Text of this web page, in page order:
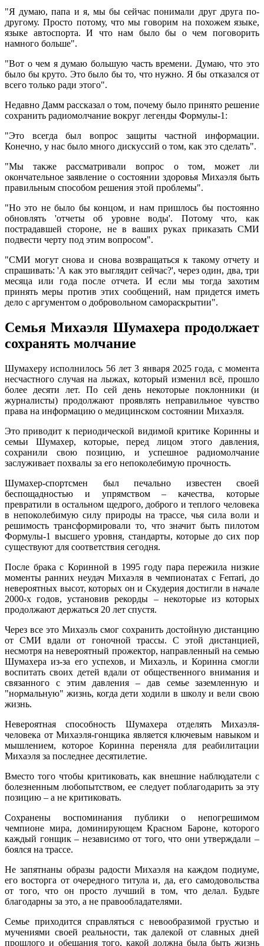
"Я думаю, папа и я, мы бы сейчас понимали друг друга по-
другому. Просто потому, что мы говорим на похожем языке,
языке автоспорта. И что нам было бы о чем поговорить
намного больше".
"Вот о чем я думаю большую часть времени. Думаю, что это
было бы круто. Это было бы то, что нужно. Я бы отказался от
всего только ради этого".
Недавно Дамм рассказал о том, почему было принято решение
сохранить радиомолчание вокруг легенды Формулы-1:
"Это всегда был вопрос защиты частной информации.
Конечно, у нас было много дискуссий о том, как это сделать".
"Мы также рассматривали вопрос о том, может ли
окончательное заявление о состоянии здоровья Михаэля быть
правильным способом решения этой проблемы".
"Но это не было бы концом, и нам пришлось бы постоянно
обновлять 'отчеты об уровне воды'. Потому что, как
пострадавшей стороне, не в ваших руках приказать СМИ
подвести черту под этим вопросом".
"СМИ могут снова и снова возвращаться к такому отчету и
спрашивать: 'А как это выглядит сейчас?', через один, два, три
месяца или года после отчета. И если мы тогда захотим
принять меры против этих сообщений, нам придется иметь
дело с аргументом о добровольном самораскрытии".
Семья Михаэля Шумахера продолжает
сохранять молчание
Шумахеру исполнилось 56 лет 3 января 2025 года, с момента
несчастного случая на лыжах, который изменил всё, прошло
более десяти лет. По сей день некоторые поклонники (и
журналисты) продолжают проявлять неправильное чувство
права на информацию о медицинском состоянии Михаэля.
Это приводит к периодической видимой критике Коринны и
семьи Шумахер, которые, перед лицом этого давления,
сохранили свою позицию, и успешное радиомолчание
заслуживает похвалы за его непоколебимую прочность.
Шумахер-спортсмен был печально известен своей
беспощадностью и упрямством – качества, которые
превратили в остальном щедрого, доброго и теплого человека
в непоколебимую силу природы на трассе, чья сила воли и
решимость трансформировали то, что значит быть пилотом
Формулы-1 высшего уровня, стандарты, которые до сих пор
существуют для соответствия сегодня.
После брака с Коринной в 1995 году пара пережила низкие
моменты ранних неудач Михаэля в чемпионатах с Ferrari, до
невероятных высот, которых он и Скудерия достигли в начале
2000-х годов, установив рекорды – некоторые из которых
продолжают держаться 20 лет спустя.
Через все это Михаэль смог сохранить достойную дистанцию
от СМИ вдали от гоночной трассы. С этой дистанцией,
несмотря на невероятный прожектор, направленный на семью
Шумахера из-за его успехов, и Михаэль, и Коринна смогли
воспитать своих детей вдали от общественного внимания и
связанного с этим давления – дав семье заземленную и
"нормальную" жизнь, когда дети ходили в школу и вели свою
жизнь.
Невероятная способность Шумахера отделять Михаэля-
человека от Михаэля-гонщика является ключевым навыком и
мышлением, которое Коринна переняла для реабилитации
Михаэля за последнее десятилетие.
Вместо того чтобы критиковать, как внешние наблюдатели с
болезненным любопытством, ее следует поблагодарить за эту
позицию – а не критиковать.
Сохранены воспоминания публики о непогрешимом
чемпионе мира, доминирующем Красном Бароне, которого
каждый гонщик – независимо от того, что они утверждали –
боялся на трассе.
Не запятнаны образы радости Михаэля на каждом подиуме,
его восторга от очередного титула и, да, его самодовольства
от того, что он просто лучший в том, что делал. Будьте
благодарны за это, а не правообладателями.
Семье приходится справляться с невообразимой грустью и
мучениями своей реальности, так далекой от славных дней
прошлого и обещания того, какой должна была быть жизнь